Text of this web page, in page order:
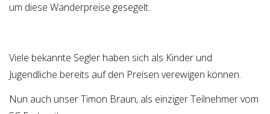
um diese Wanderpreise gesegelt.
Viele bekannte Segler haben sich als Kinder und
Jugendliche bereits auf den Preisen verewigen können.
Nun auch unser Timon Braun, als einziger Teilnehmer vom